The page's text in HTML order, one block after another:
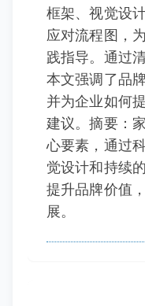
框架、视觉设
应对流程图，
践指导。通过
本文强调了品
并为企业如何
建议。摘要：
心要素，通过
觉设计和持续
提升品牌价值
展。